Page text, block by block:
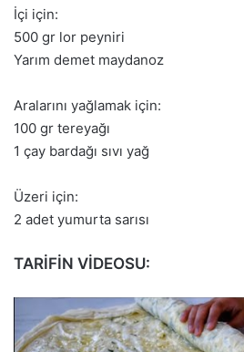
İçi için:
500 gr lor peyniri
Yarım demet maydanoz
Aralarını yağlamak için:
100 gr tereyağı
1 çay bardağı sıvı yağ
Üzeri için:
2 adet yumurta sarısı
TARİFİN VİDEOSU: